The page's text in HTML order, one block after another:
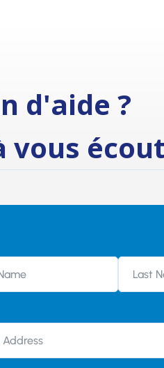
d'aide ?
vous